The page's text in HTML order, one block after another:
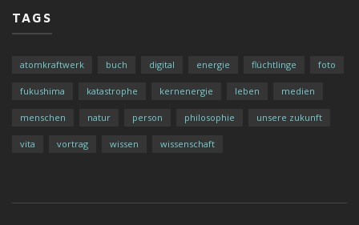
TAGS
atomkraftwerk buch digital energie flüchtlinge foto
fukushima katastrophe kernenergie leben medien
menschen natur person philosophie unsere zukunft
vita vortrag wissen wissenschaft